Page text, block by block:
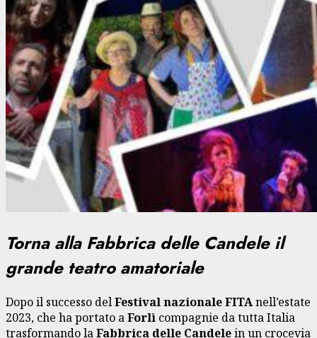
Torna alla Fabbrica delle Candele il
grande teatro amatoriale
Dopo il successo delFestival nazionale FITAnell’estate
2023, che ha portato aForlì compagnie da tutta Italia
trasformando laFabbrica delle Candelein un crocevia